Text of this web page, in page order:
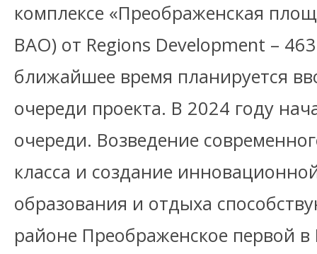
комплексе «Преображенская
ВАО) от Regions Development –
ближайшее время планируется
очереди проекта. В 2024 году
очереди. Возведение
класса и создание
образования и отдыха
районе Преображенское первой